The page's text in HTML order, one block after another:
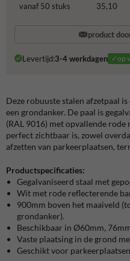
vanaf 50 stuks
35,10
product
Levertijd:3-4 werkdagen ✓op
Deze robuuste stalen afzetpaal
een grondanker. De paal is
(RAL 9016) met opvallende
perfect zichtbaar is, zowel
afzetten van parkeerplaatsen,
Productspecificaties:
Gegalvaniseerd staal met
Wit met rode reflecterende
900mm boven het maaiveld
grondanker).
Beschikbaar in Ø60mm,
Vaste plaatsing in de grond
Geschikt voor